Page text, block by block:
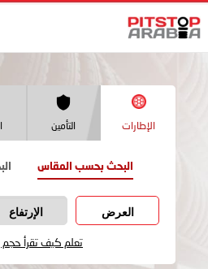
الإطارات التأمين
البحث بحسب المقاس
العرض الإرتفاع
تعلم كيف تقرأ حجم